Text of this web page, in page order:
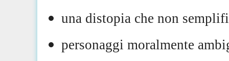
una distopia che non
personaggi moralmente